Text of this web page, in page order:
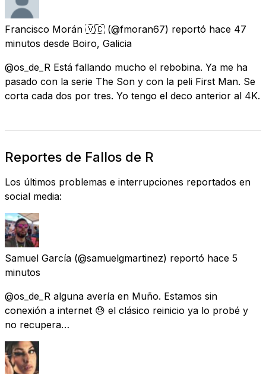
Francisco Morán 🇻🇨 (@fmoran67) reportó hace 47
minutos desde Boiro, Galicia
@os_de_R Está fallando mucho el rebobina. Ya me ha
pasado con la serie The Son y con la peli First Man. Se
corta cada dos por tres. Yo tengo el deco anterior al 4K.
Reportes de Fallos de R
Los últimos problemas e interrupciones reportados en
social media:
Samuel García (@samuelgmartinez) reportó hace 5
minutos
@os_de_R alguna avería en Muño. Estamos sin
conexión a internet 😓 el clásico reinicio ya lo probé y
no recupera…